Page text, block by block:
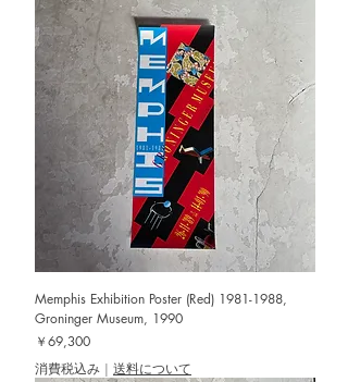
Memphis Exhibition Poster (Red) 1981-1988,
Groninger Museum, 1990
価格
￥69,300
消費税込み | 送料について